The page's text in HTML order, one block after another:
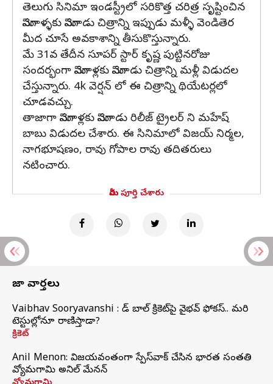
తెలుగు సినిమా ఇండస్ట్రీలో సరికొత్త చరిత్ర సృష్టించిన
మోసగాళ్ళకు మోసగాడు చిత్రాన్ని ఇప్పుడు మళ్ళీ వెండితెర
మీద చూసే అవకాశాన్ని తీసుకొస్తున్నారు.
మే 31వ తేదీన సూపర్ స్టార్ కృష్ణ పుట్టినరోజు
సందర్భంగా మోసగాళ్లకు మోసగాడు చిత్రాన్ని మళ్లీ విడుదల
చేస్తున్నారు. 4k వెర్షన్ లో ఈ చిత్రాన్ని థియేటర్లలో
చూడవచ్చు.
తాజాగా మోసగాళ్లకు మోసగాడు రిలీజ్ ట్రైలర్ ని మహేష్
బాబు విడుదల చేశారు. ఈ సినిమాలో విజయ్ నిర్మల,
నాగభూషణం, రావు గోపాల రావు తదితరులు
నటించారు.
మీరు పూర్తి చేశారు
తాజా వార్తలు
Vaibhav Sooryavanshi : రెడ్ బాల్ క్రికెట్‌పై వైభవ్ ఫోకస్.. మరి
టెస్టుల్లోనూ రాణిస్తాడా?
క్రికెట్
Anil Menon: విజయవంతంగా స్పేస్‌వాక్‌ చేసిన భారత సంతతి
వ్యోమగామి అనిల్‌ మేనన్